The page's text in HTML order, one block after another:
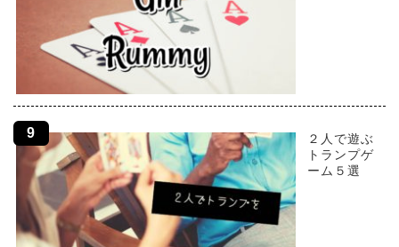
２人で遊ぶ
トランプゲ
ーム５選